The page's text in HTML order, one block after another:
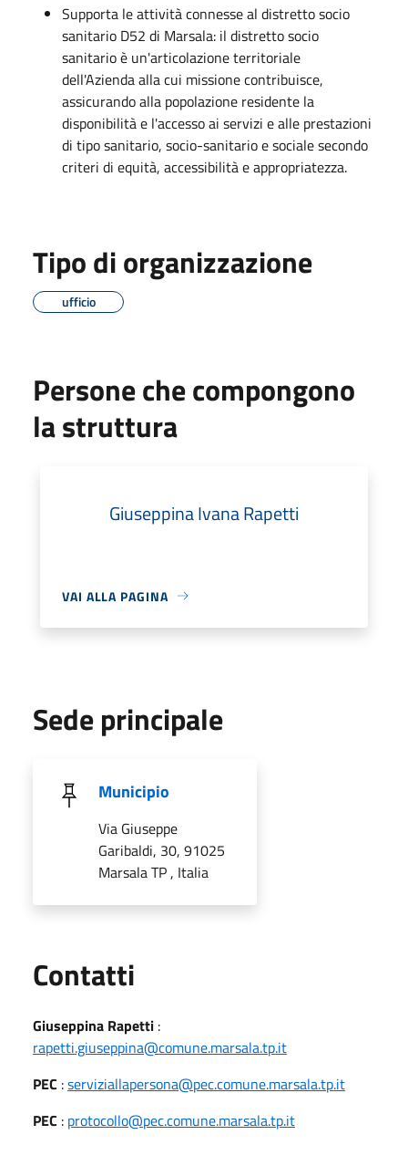
Supporta le attività connesse al distretto socio
sanitario D52 di Marsala: il distretto socio
sanitario è un'articolazione territoriale
dell'Azienda alla cui missione contribuisce,
assicurando alla popolazione residente la
disponibilità e l'accesso ai servizi e alle prestazioni
di tipo sanitario, socio-sanitario e sociale secondo
criteri di equità, accessibilità e appropriatezza.
Tipo di organizzazione
ufficio
Persone che compongono
la struttura
Giuseppina Ivana Rapetti
VAI ALLA PAGINA
Sede principale
Municipio
Via Giuseppe
Garibaldi, 30, 91025
Marsala TP , Italia
Contatti
Giuseppina Rapetti :
rapetti.giuseppina@comune.marsala.tp.it
PEC :serviziallapersona@pec.comune.marsala.tp.it
PEC : protocollo@pec.comune.marsala.tp.it